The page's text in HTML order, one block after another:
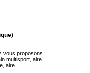
vous proposons
multisport, aire
aire ...